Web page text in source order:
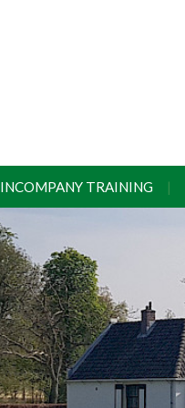
INCOMPANY TRAINING